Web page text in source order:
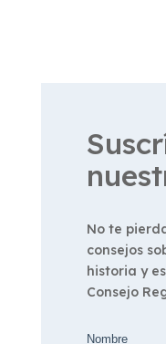
No te
consejos
historia y
Consejo